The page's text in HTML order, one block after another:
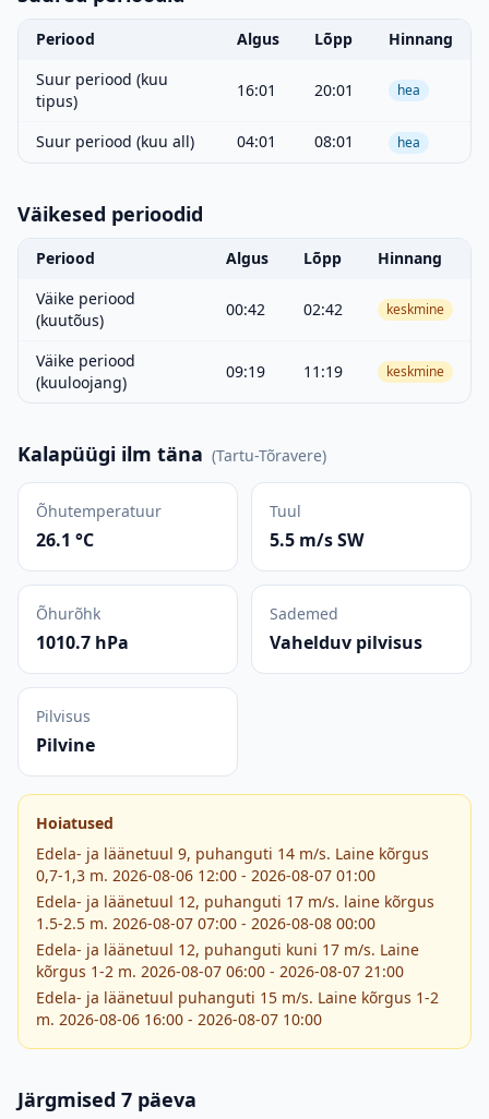
Periood Algus Lõpp
Hinnang
Suur periood (kuu
tipus)
16:01 20:01 hea
Suur periood (kuu all) 04:01 08:01 hea
Väikesed perioodid
Periood Algus Lõpp
Hinnang
Väike periood
(kuutõus)
00:42 02:42 keskmine
Väike periood
(kuuloojang)
09:19 11:19 keskmine
Kalapüügi ilm täna (Tartu-Tõravere)
Õhutemperatuur
26.1 °C
Tuul
5.5 m/s SW
Õhurõhk
1010.7 hPa
Sademed
Vahelduv pilvisus
Pilvisus
Pilvine
Hoiatused
Edela- ja läänetuul 9, puhanguti 14 m/s. Laine kõrgus
0,7-1,3 m. 2026-08-06 12:00 - 2026-08-07 01:00
Edela- ja läänetuul 12, puhanguti 17 m/s. laine kõrgus
1.5-2.5 m. 2026-08-07 07:00 - 2026-08-08 00:00
Edela- ja läänetuul 12, puhanguti kuni 17 m/s. Laine
kõrgus 1-2 m. 2026-08-07 06:00 - 2026-08-07 21:00
Edela- ja läänetuul puhanguti 15 m/s. Laine kõrgus 1-2
m. 2026-08-06 16:00 - 2026-08-07 10:00
Järgmised 7 päeva